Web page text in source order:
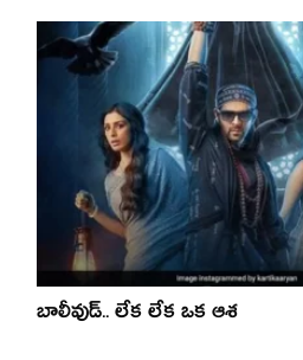
బాలీవుడ్‌.. లేక లేక ఒక ఆశ‌